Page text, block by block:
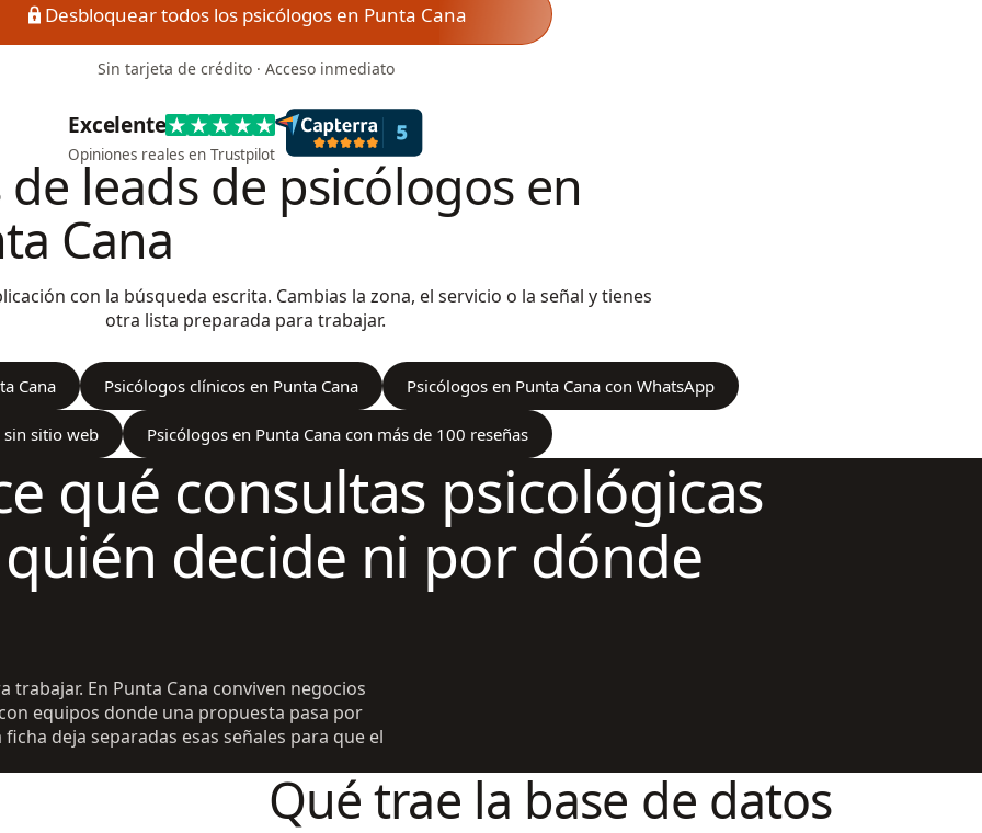
Desbloquear todos los psicólogos en Punta Cana
Sin tarjeta de crédito · Acceso inmediato
Excelente
Opiniones reales en Trustpilot
leads de psicólogos en
Cana
con la búsqueda escrita. Cambias la zona, el servicio o la señal y tienes
otra lista preparada para trabajar.
Cana Psicólogos clínicos en Punta Cana Psicólogos en Punta Cana con WhatsApp
sin sitio web Psicólogos en Punta Cana con más de 100 reseñas
qué consultas psicológicas
decide ni por dónde
En Punta Cana conviven negocios
equipos donde una propuesta pasa por
deja separadas esas señales para que el
Qué trae la base de datos